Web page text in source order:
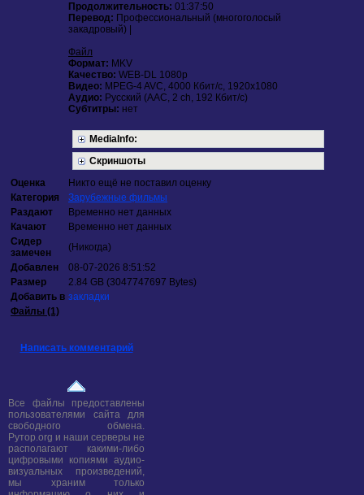
Продолжительность: 01:37:50
Перевод: Профессиональный (многоголосый
закадровый) |
Файл
Формат: MKV
Качество: WEB-DL 1080p
Видео: MPEG-4 AVC, 4000 Кбит/с, 1920x1080
Аудио: Русский (AAC, 2 ch, 192 Кбит/с)
Субтитры: нет
MediaInfo:
Скриншоты
Оценка
Никто ещё не поставил оценку
Категория
Зарубежные фильмы
Раздают
Временно нет данных
Качают
Временно нет данных
Сидер
замечен
(Никогда)
Добавлен
08-07-2026 8:51:52
Размер
2.84 GB (3047747697 Bytes)
Добавить в закладки
Файлы (1)
Написать комментарий
Все файлы предоставлены
пользователями сайта для
свободного обмена.
Рутор.org и наши серверы не
располагают какими-либо
цифровыми копиями аудио-
визуальных произведений,
мы храним только